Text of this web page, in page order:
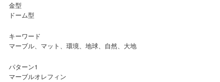
金型
ドーム型
キーワード
マーブル、マット、環境、地球、自然、大地
パターン1
マーブルオレフィン